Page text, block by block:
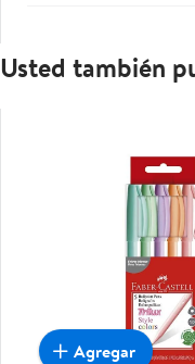
Usted también
Agregar